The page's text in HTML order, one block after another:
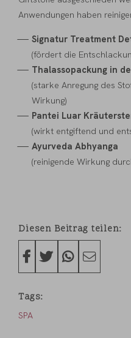
Anwendungen haben
Signatur Treatment
(fördert die
Thalassopackung in
(starke Anregung des
Wirkung)
Pantei Luar
(wirkt entgiftend und
Ayurveda Abhyanga
(reinigende Wirkung
Diesen Beitrag teilen
Tags
SPA